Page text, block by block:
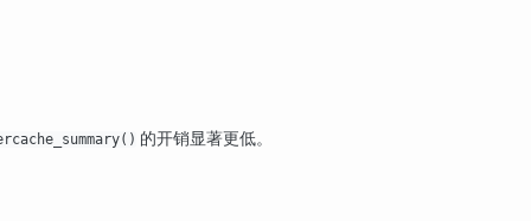
的开销显著更低。